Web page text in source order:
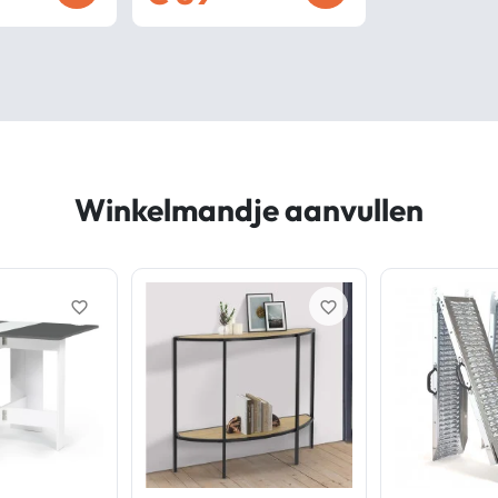
Winkelmandje aanvullen
favorite_border favorite_border